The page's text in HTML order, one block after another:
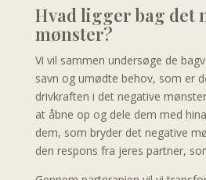
Hvad ligger bag det
mønster?
Vi vil sammen undersøge de
savn og umødte behov, som er
drivkraften i det negative
at åbne op og dele dem med
dem, som bryder det negative
den respons fra jeres partner,